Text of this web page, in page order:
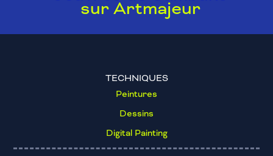
TECHNIQUES
Peintures
Dessins
Digital Painting